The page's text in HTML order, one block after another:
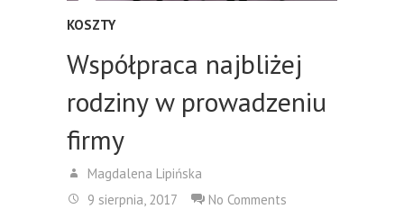
KOSZTY
Współpraca najbliżej
rodziny w prowadzeniu
firmy
Magdalena Lipińska
9 sierpnia, 2017
No Comments